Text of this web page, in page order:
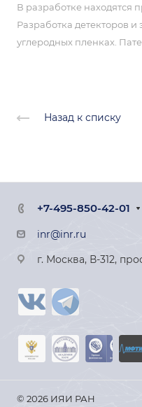
В разработке находятся
Разработка детекторов и
углеродных пленках.
Назад к списку
+7-495-850-42-01
inr@inr.ru
г. Москва, В-312,
© 2026 ИЯИ РАН